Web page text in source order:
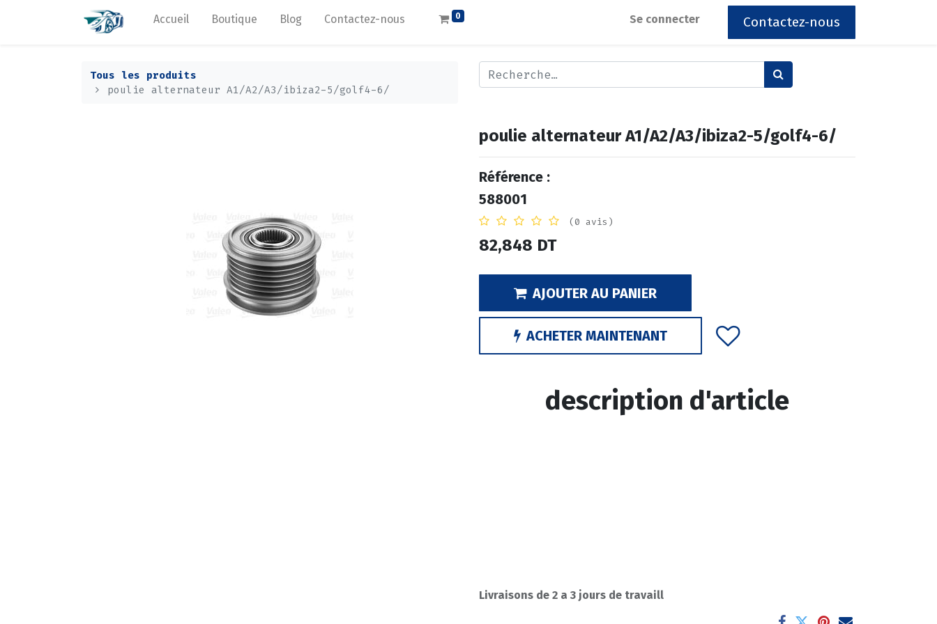
Accueil Boutique Blog Contactez-nous 0 Se connecter Contactez-nous
Tous les produits
poulie alternateur A1/A2/A3/ibiza2-5/golf4-6/
poulie alternateur A1/A2/A3/ibiza2-5/golf4-6/
Référence :
588001
(0 avis)
82,848 DT
AJOUTER AU PANIER
ACHETER MAINTENANT
description d'article
Livraisons de 2 a 3 jours de travaill